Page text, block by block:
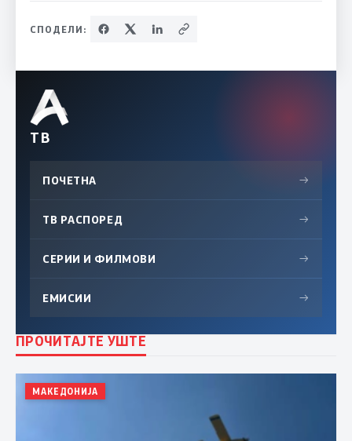
СПОДЕЛИ:
ТВ
ПОЧЕТНА →
ТВ РАСПОРЕД →
СЕРИИ И ФИЛМОВИ →
ЕМИСИИ →
ПРОЧИТАЈТЕ УШТЕ
МАКЕДОНИЈА